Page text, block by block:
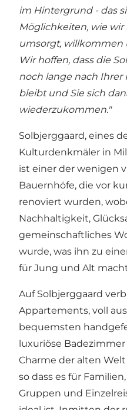
im Hintergrund - das
Möglichkeiten, wie wir
umsorgt, willkommen
Wir hoffen, dass die
noch lange nach
bleibt und Sie sich
wiederzukommen."
Solbjerggaard, eines
Kulturdenkmäler in
ist einer der wenigen
Bauernhöfe, die vor
renoviert wurden,
Nachhaltigkeit,
gemeinschaftliches
wurde, was ihn zu
für Jung und Alt
Auf Solbjerggaard
Appartements, voll
bequemsten
luxuriöse
Charme der alten
so dass es für
Gruppen und